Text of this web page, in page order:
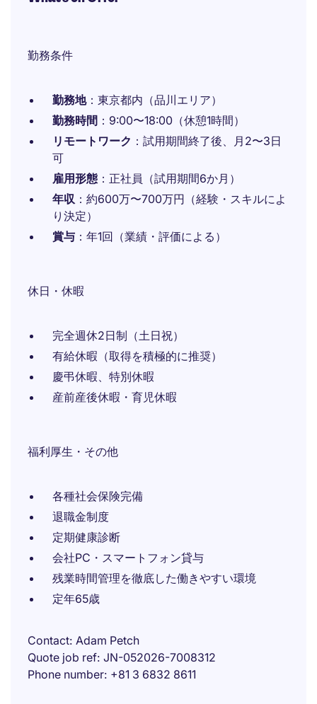
勤務条件
勤務地：東京都内（品川エリア）
勤務時間 ：9:00〜18:00（休憩1時間）
リモートワーク ：試用期間終了後、月2〜3日
可
雇用形態 ：正社員（試用期間6か月）
年収 ：約600万〜700万円（経験・スキルによ
り決定）
賞与 ：年1回（業績・評価による）
休日・休暇
完全週休2日制（土日祝）
有給休暇（取得を積極的に推奨）
慶弔休暇、特別休暇
産前産後休暇・育児休暇
福利厚生・その他
各種社会保険完備
退職金制度
定期健康診断
会社PC・スマートフォン貸与
残業時間管理を徹底した働きやすい環境
定年65歳
Contact Adam Petch
Quote job ref JN-052026-7008312
Phone number +81 3 6832 8611